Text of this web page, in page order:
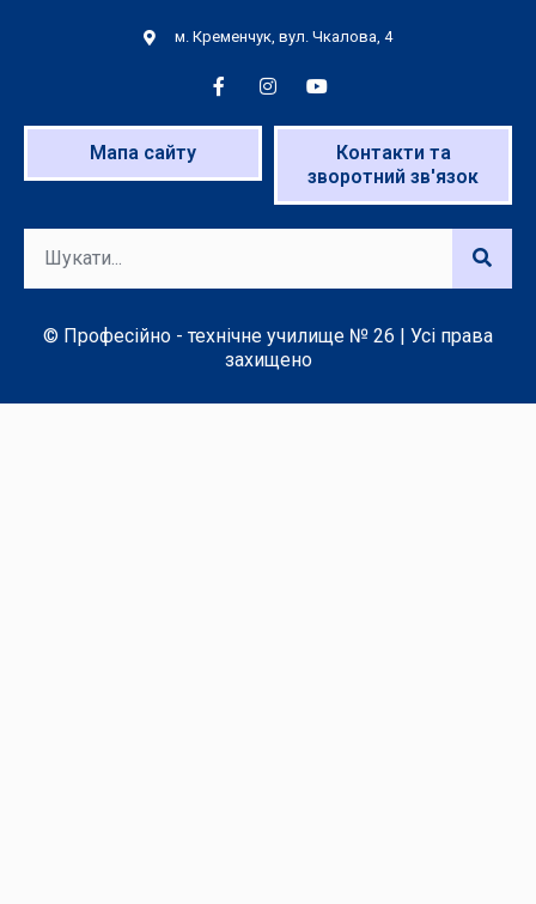
м. Кременчук, вул. Чкалова, 4
Мапа сайту
Контакти та
зворотний зв'язок
© Професійно - технічне училище № 26 | Усі права
захищено